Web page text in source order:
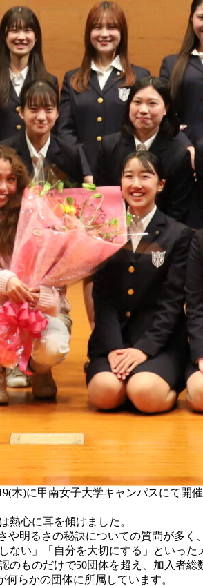
木)に甲南女子大学キャンパスにて開
熱心に耳を傾けました。
明るさの秘訣についての質問が多
い」「自分を大切にする」といった
ものだけで50団体を超え、加入者
らかの団体に所属しています。